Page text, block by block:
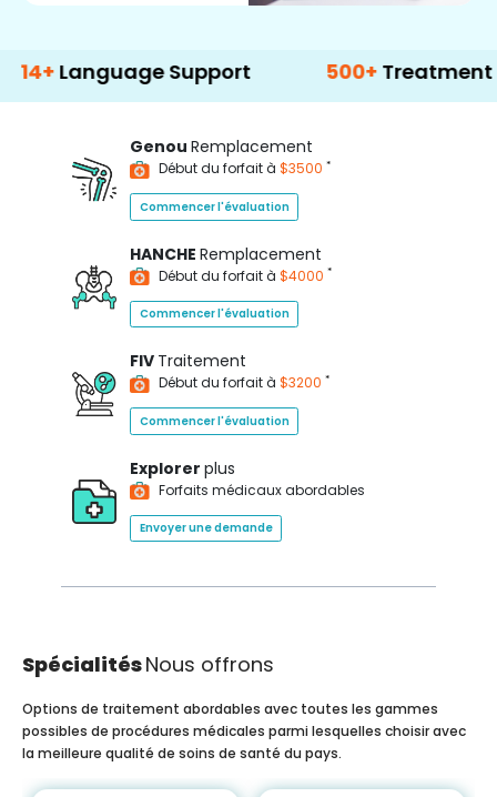
Support 500+ Treatment Options
Genou Remplacement
Début du forfait à $3500 *
Commencer l'évaluation
HANCHE Remplacement
Début du forfait à $4000 *
Commencer l'évaluation
FIV Traitement
Début du forfait à $3200 *
Commencer l'évaluation
Explorer plus
Forfaits médicaux abordables
Envoyer une demande
SpécialitésNous offrons
Options de traitement abordables avec toutes les gammes
possibles de procédures médicales parmi lesquelles choisir avec
la meilleure qualité de soins de santé du pays.